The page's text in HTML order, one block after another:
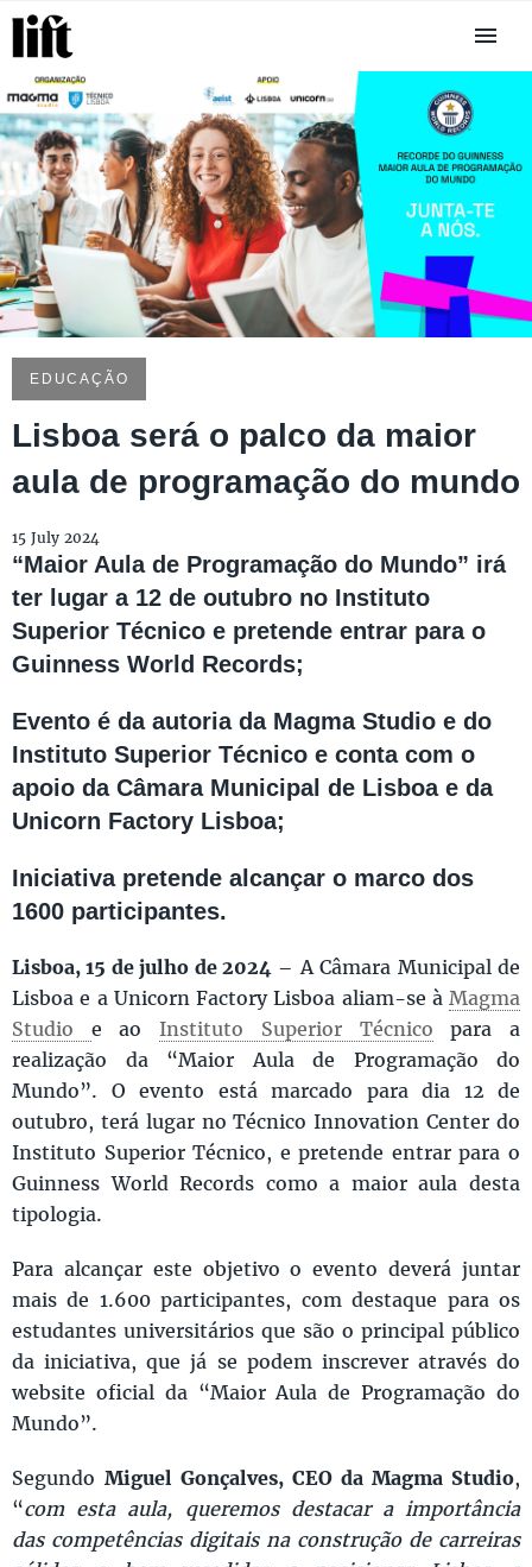
EDUCAÇÃO
Lisboa será o palco da maior
aula de programação do mundo
15 July 2024
“Maior Aula de Programação do Mundo” irá
ter lugar a 12 de outubro no Instituto
Superior Técnico e pretende entrar para o
Guinness World Records;
Evento é da autoria da Magma Studio e do
Instituto Superior Técnico e conta com o
apoio da Câmara Municipal de Lisboa e da
Unicorn Factory Lisboa;
Iniciativa pretende alcançar o marco dos
1600 participantes.
Lisboa, 15 de julho de 2024 – A Câmara Municipal de
Lisboa e a Unicorn Factory Lisboa aliam-se à Magma
Studio e ao Instituto Superior Técnico para a
realização da “Maior Aula de Programação do
Mundo”. O evento está marcado para dia 12 de
outubro, terá lugar no Técnico Innovation Center do
Instituto Superior Técnico, e pretende entrar para o
Guinness World Records como a maior aula desta
tipologia.
Para alcançar este objetivo o evento deverá juntar
mais de 1.600 participantes, com destaque para os
estudantes universitários que são o principal público
da iniciativa, que já se podem inscrever através do
website oficial da “Maior Aula de Programação do
Mundo”.
Segundo Miguel Gonçalves, CEO da Magma Studio,
“com esta aula, queremos destacar a importância
das competências digitais na construção de carreiras